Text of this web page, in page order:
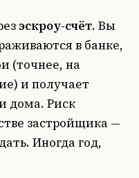
эскроу-счёт. Вы
в банке,
(точнее, на
и получает
дома. Риск
застройщика —
Иногда год,